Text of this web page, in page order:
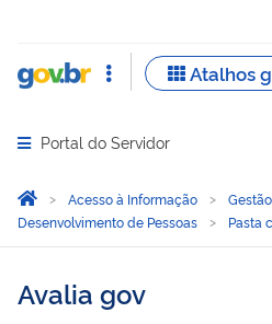
Abrir menu principal de
Portal do Servidor
Você está aqui:
Página Inicial
Acesso à Informação
Desenvolvimento de Pessoas
Pasta
Avalia gov